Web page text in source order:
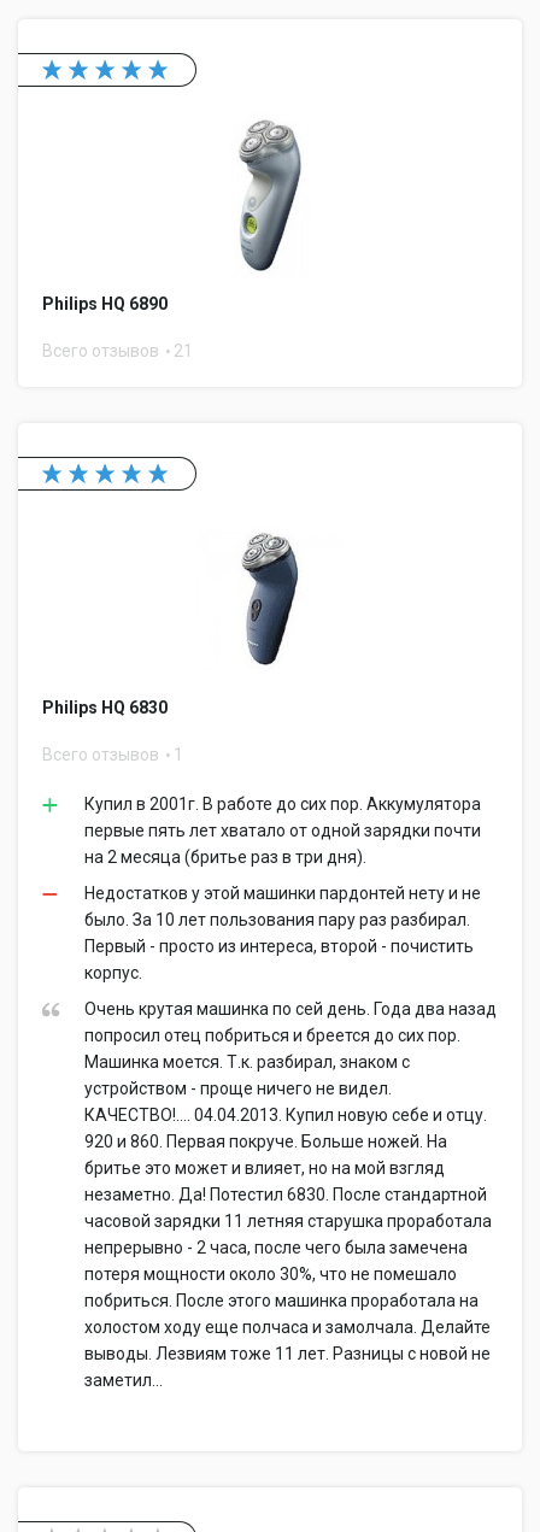
Philips HQ 6890
Всего отзывов 21
Philips HQ 6830
Всего отзывов 1
Купил в 2001г. В работе до сих пор. Аккумулятора
первые пять лет хватало от одной зарядки почти
на 2 месяца (бритье раз в три дня).
Недостатков у этой машинки пардонтей нету и не
было. За 10 лет пользования пару раз разбирал.
Первый - просто из интереса, второй - почистить
корпус.
Очень крутая машинка по сей день. Года два назад
попросил отец побриться и бреется до сих пор.
Машинка моется. Т.к. разбирал, знаком с
устройством - проще ничего не видел.
КАЧЕСТВО!.... 04.04.2013. Купил новую себе и отцу.
920 и 860. Первая покруче. Больше ножей. На
бритье это может и влияет, но на мой взгляд
незаметно. Да! Потестил 6830. После стандартной
часовой зарядки 11 летняя старушка проработала
непрерывно - 2 часа, после чего была замечена
потеря мощности около 30%, что не помешало
побриться. После этого машинка проработала на
холостом ходу еще полчаса и замолчала. Делайте
выводы. Лезвиям тоже 11 лет. Разницы с новой не
заметил...